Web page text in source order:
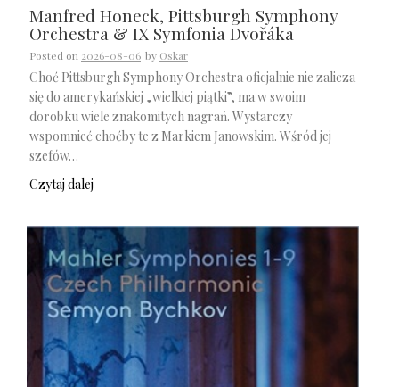
Manfred Honeck, Pittsburgh Symphony
Orchestra & IX Symfonia Dvořáka
Posted on 2026-08-06 by Oskar
Choć Pittsburgh Symphony Orchestra oficjalnie nie zalicza
się do amerykańskiej „wielkiej piątki”, ma w swoim
dorobku wiele znakomitych nagrań. Wystarczy
wspomnieć choćby te z Markiem Janowskim. Wśród jej
szefów…
Czytaj dalej